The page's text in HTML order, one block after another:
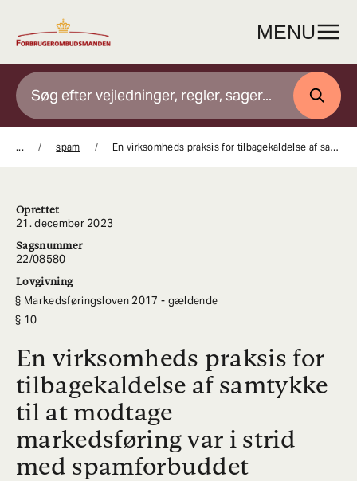
indhold
MENU
SØG
... spam En virksomheds praksis for tilbagekaldelse af samtykke til at modtage markedsføring var i strid med spamforbuddet
Oprettet
21. december 2023
Sagsnummer
22/08580
Lovgivning
Markedsføringsloven 2017 - gældende
10
En virksomheds praksis for
tilbagekaldelse af samtykke
til at modtage
markedsføring var i strid
med spamforbuddet